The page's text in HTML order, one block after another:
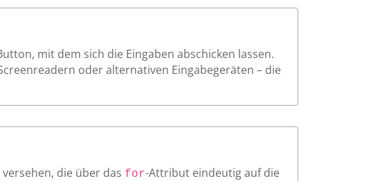
mit dem sich die Eingaben abschicken lassen.
oder alternativen Eingabegeräten – die
die über das for-Attribut eindeutig auf die